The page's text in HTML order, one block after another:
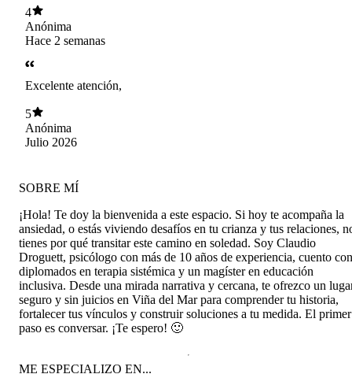
4
Anónima
Hace 2 semanas
Excelente atención,
5
Anónima
Julio 2026
SOBRE MÍ
¡Hola! Te doy la bienvenida a este espacio. Si hoy te acompaña la
ansiedad, o estás viviendo desafíos en tu crianza y tus relaciones,
tienes por qué transitar este camino en soledad. Soy Claudio
Droguett, psicólogo con más de 10 años de experiencia, cuento con
diplomados en terapia sistémica y un magíster en educación
inclusiva. Desde una mirada narrativa y cercana, te ofrezco un
seguro y sin juicios en Viña del Mar para comprender tu historia,
fortalecer tus vínculos y construir soluciones a tu medida. El primer
paso es conversar. ¡Te espero! 🙂
ME ESPECIALIZO EN...